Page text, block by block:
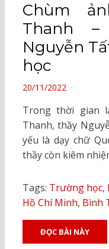
Chùm
Thanh
Nguyễn
học
POSTED
20/11/2022
Trong thời gian
Thanh, thầy
yếu là dạy chữ
thầy còn kiêm
Tags: Trường học,
Hồ Chí Minh, Bình
ĐỌC BÀI NÀY